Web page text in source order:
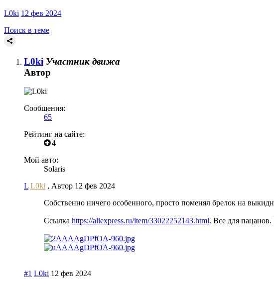
L0ki 12 фев 2024
Поиск в теме
L0ki Участник движа
Автор
Сообщения:
65
Рейтинг на сайте:
4
Мой авто:
Solaris
L L0ki , Автор 12 фев 2024
Собственно ничего особенного, просто поменял брелок на
Ссылка https://aliexpress.ru/item/33022252143.html. Все для
#1 L0ki 12 фев 2024